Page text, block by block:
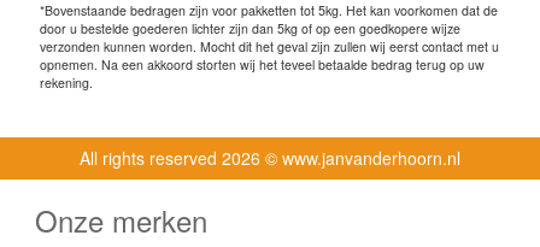
*Bovenstaande bedragen zijn voor pakketten tot 5kg. Het kan voorkomen dat de
door u bestelde goederen lichter zijn dan 5kg of op een goedkopere wijze
verzonden kunnen worden. Mocht dit het geval zijn zullen wij eerst contact met u
opnemen. Na een akkoord storten wij het teveel betaalde bedrag terug op uw
rekening.
All rights reserved 2026 © www.janvanderhoorn.nl
Onze merken